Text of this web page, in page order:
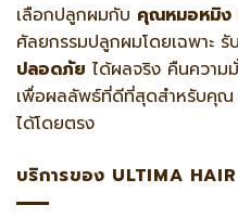
เลือกปลูกผมกับ คุณหมอหมิง
ศัลยกรรมปลูกผมโดยเฉพาะ รั
ปลอดภัย ได้ผลจริง คืนความ
เพื่อผลลัพธ์ที่ดีที่สุดสำหรับคุ
ได้โดยตรง
บริการของ ULTIMA